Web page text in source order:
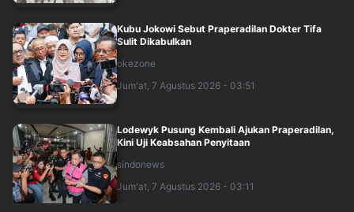
Kubu Jokowi Sebut Praperadilan Dokter Tifa
Sulit Dikabulkan
okezone
Jum'at, 7 Agustus 2026 - 03:51
Lodewyk Pusung Kembali Ajukan Praperadilan,
Kini Uji Keabsahan Penyitaan
sindonews
Jum'at, 7 Agustus 2026 - 03:11